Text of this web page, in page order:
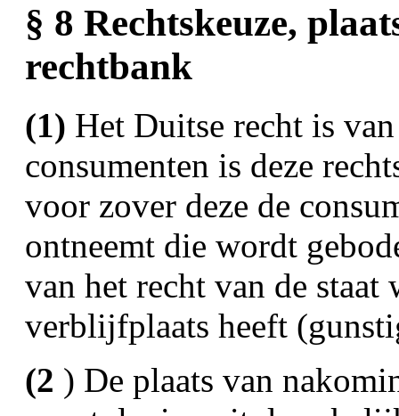
§ 8 Rechtskeuze,
rechtbank
(1) Het Duitse recht is
consumenten is deze
voor zover deze de
ontneemt die wordt
van het recht van de staat
verblijfplaats heeft
(2 ) De plaats van